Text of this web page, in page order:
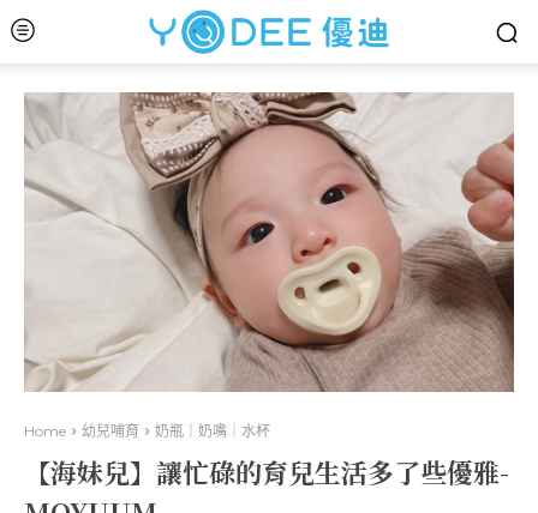
Home 幼兒哺育 奶瓶｜奶嘴｜水杯
【海妹兒】讓忙碌的育兒生活多了些優雅-